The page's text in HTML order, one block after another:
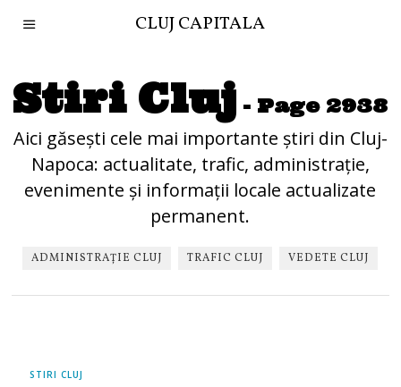
CLUJ CAPITALA
Stiri Cluj - Page 2938
Aici găsești cele mai importante știri din Cluj-
Napoca: actualitate, trafic, administrație,
evenimente și informații locale actualizate
permanent.
ADMINISTRAȚIE CLUJ TRAFIC CLUJ VEDETE CLUJ
STIRI CLUJ